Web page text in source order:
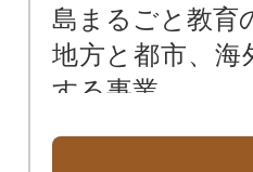
島まるごと教育
地方と都市、
する事業